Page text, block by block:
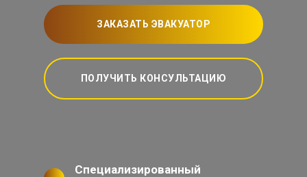
ЗАКАЗАТЬ ЭВАКУАТОР
ПОЛУЧИТЬ КОНСУЛЬТАЦИЮ
Специализированный